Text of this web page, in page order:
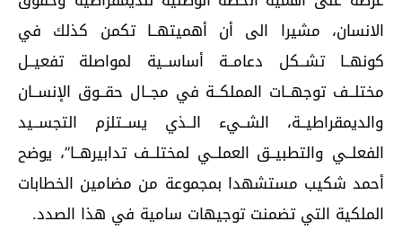
الانسان، مشيرا الى أن أهميتهــا تكمن كذلك في
كونهــا تشــكل دعامــة أساســية لمواصلة تفعيــل
مختلــف توجهــات المملكــة في مجــال حقــوق الإنســان
والديمقراطيــة، الشــيء الــذي يســتلزم التجســيد
الفعلــي والتطبيــق العملــي لمختلــف تدابيرهــا”، يوضح
أحمد شكيب مستشهدا بمجموعة من مضامين الخطابات
الملكية التي تضمنت توجيهات سامية في هذا الصدد.